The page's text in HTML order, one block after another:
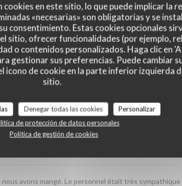
en este sitio, lo que puede implicar la
«necesarias» son obligatorias y se
consentimiento. Estas cookies opcionales
sitio, ofrecer funcionalidades (por ejemplo,
o contenidos personalizados. Haga clic en
gestionar sus preferencias. Puede cambiar
icono de cookie en la parte inferior izquierda
sitio.
Denegar todas las cookies
Personalizar
de protección de datos personales
Política de gestión de cookies
clientes
avons mangé. Le personnel était très sympathique